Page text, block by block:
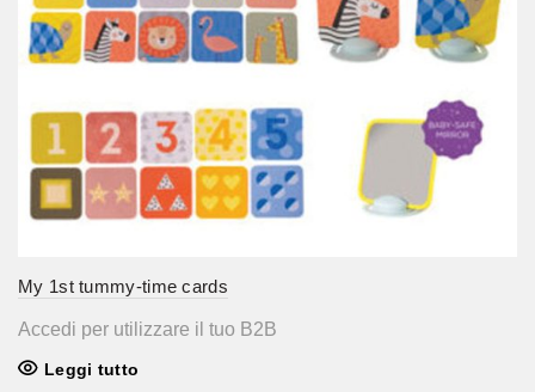
My 1st tummy-time cards
Accedi per utilizzare il tuo B2B
Leggi tutto